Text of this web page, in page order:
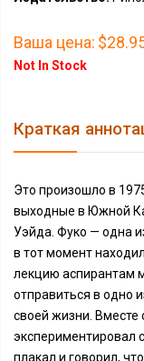
Ваша цена:
Not In Stock
Краткая
Это произошло в
выходные в Южной
Уэйда. Фуко — одна
в тот момент
лекцию аспирантам
отправиться в одно
своей жизни. Вместе
экспериментировал
плакал и говорил,